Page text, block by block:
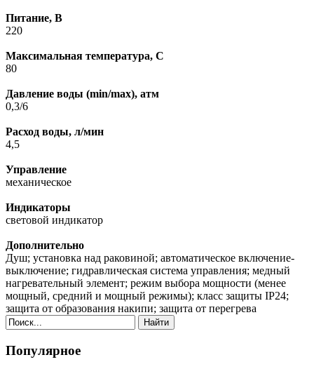
Питание, В
220
Максимальная температура, C
80
Давление воды (min/max), атм
0,3/6
Расход воды, л/мин
4,5
Управление
механическое
Индикаторы
световой индикатор
Дополнительно
Душ; установка над раковиной; автоматическое включение-
выключение; гидравлическая система управления; медный
нагревательный элемент; режим выбора мощности (менее
мощный, средний и мощный режимы); класс защиты IP24;
защита от образования накипи; защита от перегрева
Найти
Популярное